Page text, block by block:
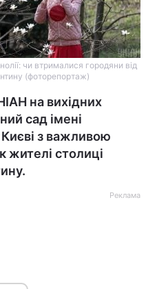
чи втрималися городяни від
(фоторепортаж)
на вихідних
сад імені
з важливою
жителі столиці
Реклама